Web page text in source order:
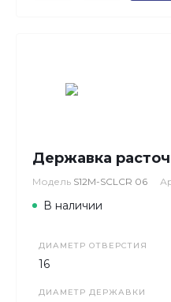
Державка
Модель S12M-SCLCR 06
В наличии
ДИАМЕТР ОТВЕРСТИЯ
16
ДИАМЕТР ДЕРЖАВКИ